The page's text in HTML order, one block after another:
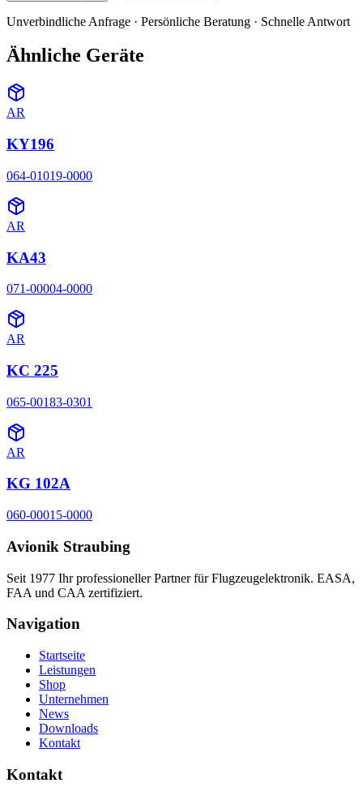
Unverbindliche Anfrage · Persönliche Beratung · Schnelle Antwort
Ähnliche Geräte
AR
KY196
064-01019-0000
AR
KA43
071-00004-0000
AR
KC 225
065-00183-0301
AR
KG 102A
060-00015-0000
Avionik Straubing
Seit 1977 Ihr professioneller Partner für Flugzeugelektronik. EASA,
FAA und CAA zertifiziert.
Navigation
Startseite
Leistungen
Shop
Unternehmen
News
Downloads
Kontakt
Kontakt